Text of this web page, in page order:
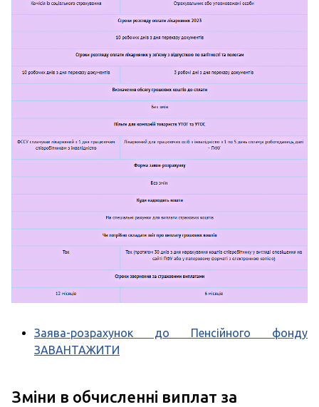
Заява-розрахунок до Пенсійного фонду
ЗАВАНТАЖИТИ
Зміни в обчисленні виплат за